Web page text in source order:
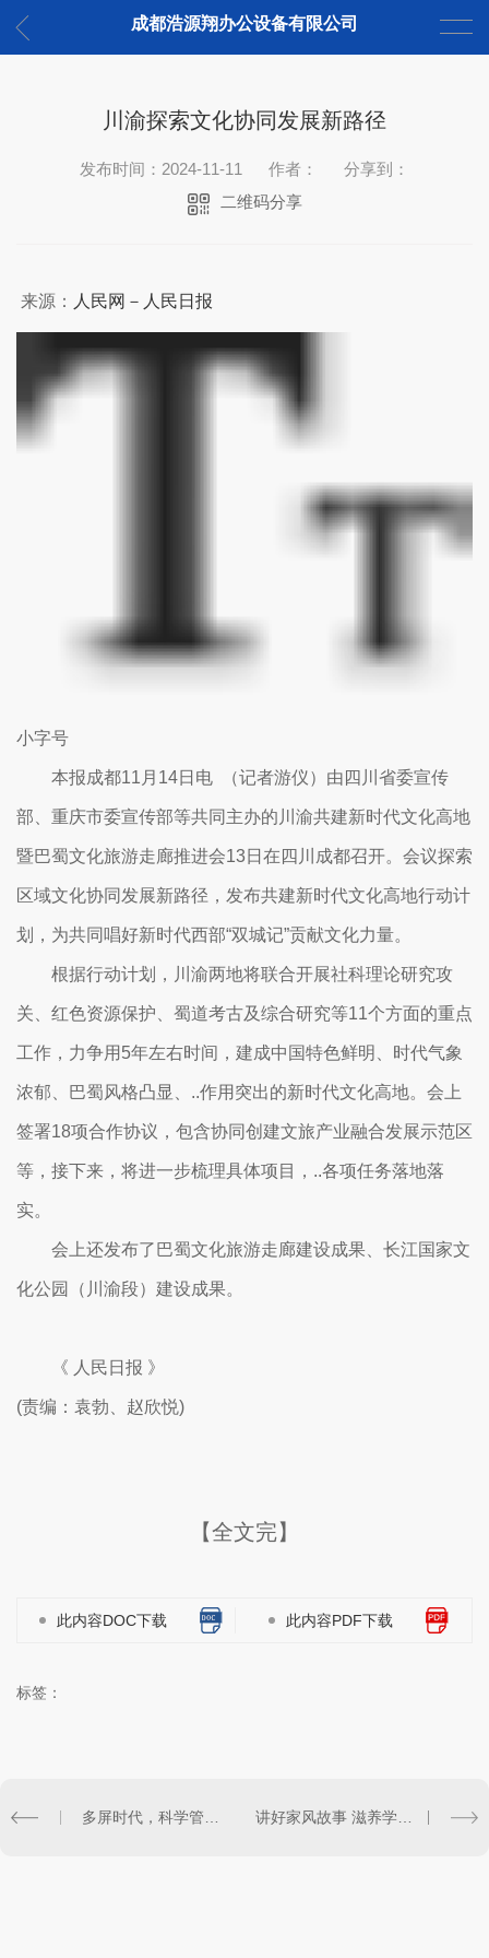
成都浩源翔办公设备有限公司
川渝探索文化协同发展新路径
发布时间：2024-11-11 作者：
分享到：
二维码分享
来源： 人民网－人民日报
小字号
本报成都11月14日电 （记者游仪）由四川省委宣传
部、重庆市委宣传部等共同主办的川渝共建新时代文化高地
暨巴蜀文化旅游走廊推进会13日在四川成都召开。会议探索
区域文化协同发展新路径，发布共建新时代文化高地行动计
划，为共同唱好新时代西部“双城记”贡献文化力量。
根据行动计划，川渝两地将联合开展社科理论研究攻
关、红色资源保护、蜀道考古及综合研究等11个方面的重点
工作，力争用5年左右时间，建成中国特色鲜明、时代气象
浓郁、巴蜀风格凸显、..作用突出的新时代文化高地。会上
签署18项合作协议，包含协同创建文旅产业融合发展示范区
等，接下来，将进一步梳理具体项目，..各项任务落地落
实。
会上还发布了巴蜀文化旅游走廊建设成果、长江国家文
化公园（川渝段）建设成果。
《 人民日报 》
(责编：袁勃、赵欣悦)
【全文完】
此内容DOC下载 此内容PDF下载
标签：
多屏时代，科学管理“注意力”（开卷知新） 讲好家风故事 滋养学生心灵